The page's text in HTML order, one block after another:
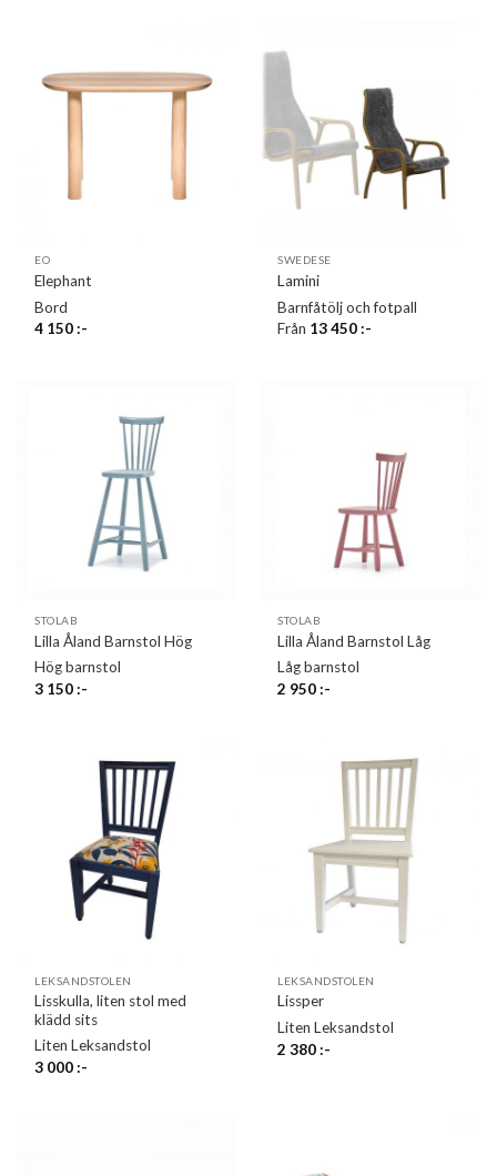
EO
Elephant
Bord
4 150:-
SWEDESE
Lamini
Barnfåtölj och fotpall
Från 13 450:-
STOLAB
Lilla Åland Barnstol Hög
Hög barnstol
3 150:-
STOLAB
Lilla Åland Barnstol Låg
Låg barnstol
2 950:-
LEKSANDSTOLEN
Lisskulla, liten stol med
klädd sits
Liten Leksandstol
3 000:-
LEKSANDSTOLEN
Lissper
Liten Leksandstol
2 380:-